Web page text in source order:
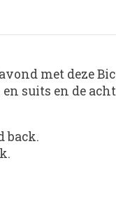
met deze
suits en de
back.